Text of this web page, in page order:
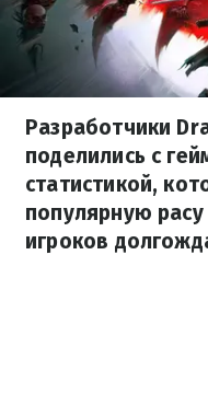
Разработчики
поделились с
статистикой,
популярную расу
игроков